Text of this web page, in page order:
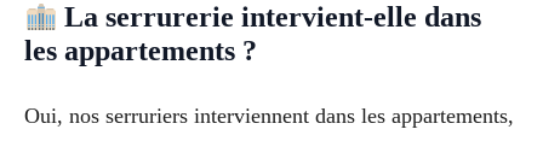
La serrurerie intervient-elle dans
les appartements ?
Oui, nos serruriers interviennent dans les appartements,